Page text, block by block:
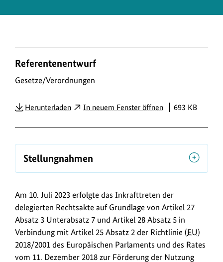
o
w
l
o
a
s
L
i
n
k
s
Referentenentwurf
Gesetze/Verordnungen
HerunterladenPDFIn neuem Fenster öffnen 693 KB
Stellungnahmen
Am 10. Juli 2023 erfolgte das Inkrafttreten der
delegierten Rechtsakte auf Grundlage von Artikel 27
Absatz 3 Unterabsatz 7 und Artikel 28 Absatz 5 in
Verbindung mit Artikel 25 Absatz 2 der Richtlinie (EU)
2018/2001 des Europäischen Parlaments und des Rates
vom 11. Dezember 2018 zur Förderung der Nutzung